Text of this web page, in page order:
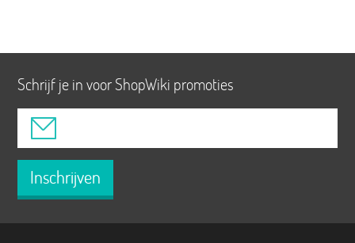
Schrijf je in voor ShopWiki promoties
Inschrijven